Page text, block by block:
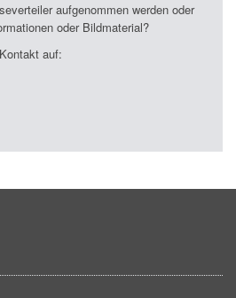
aufgenommen werden oder
oder Bildmaterial?
auf: